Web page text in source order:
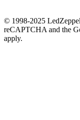
© 1998-2025
reCAPTCHA and the
apply.